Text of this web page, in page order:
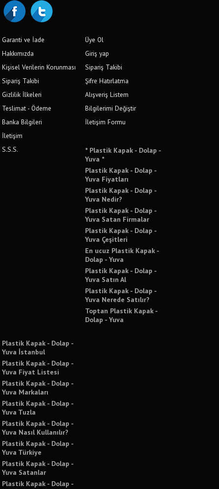
Garanti ve İade
Hakkımızda
Kişisel Verilerin Korunması
Sipariş Takibi
Gizlilik İlkeleri
Teslimat - Ödeme
Banka Bilgileri
İletişim
S.S.S.
Üye Ol
Giriş yap
Sipariş Takibi
Şifre Hatırlatma
Alışveriş Listem
Bilgilerimi Değiştir
İletişim Formu
* Plastik Kapak - Dolap -
Yuva *
Plastik Kapak - Dolap -
Yuva Fiyatları
Plastik Kapak - Dolap -
Yuva Nedir?
Plastik Kapak - Dolap -
Yuva Satan Firmalar
Plastik Kapak - Dolap -
Yuva Çeşitleri
En ucuz Plastik Kapak -
Dolap - Yuva
Plastik Kapak - Dolap -
Yuva Satın Al
Plastik Kapak - Dolap -
Yuva Nerede Satılır?
Toptan Plastik Kapak -
Dolap - Yuva
Plastik Kapak - Dolap -
Yuva İstanbul
Plastik Kapak - Dolap -
Yuva Fiyat Listesi
Plastik Kapak - Dolap -
Yuva Markaları
Plastik Kapak - Dolap -
Yuva Tuzla
Plastik Kapak - Dolap -
Yuva Nasıl Kullanılır?
Plastik Kapak - Dolap -
Yuva Türkiye
Plastik Kapak - Dolap -
Yuva Satanlar
Plastik Kapak - Dolap -